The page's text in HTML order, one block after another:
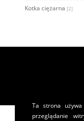
Kotka ciężarna [2]
Ta strona
przeglądanie